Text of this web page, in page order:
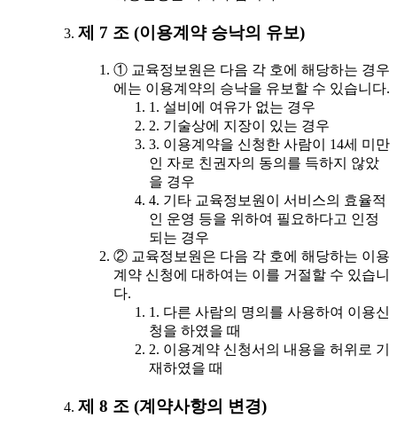
제 7 조 (이용계약 승낙의 유보)
① 교육정보원은 다음 각 호에 해당하는 경우
에는 이용계약의 승낙을 유보할 수 있습니다.
1. 설비에 여유가 없는 경우
2. 기술상에 지장이 있는 경우
3. 이용계약을 신청한 사람이 14세 미만
인 자로 친권자의 동의를 득하지 않았
을 경우
4. 기타 교육정보원이 서비스의 효율적
인 운영 등을 위하여 필요하다고 인정
되는 경우
② 교육정보원은 다음 각 호에 해당하는 이용
계약 신청에 대하여는 이를 거절할 수 있습니
다.
1. 다른 사람의 명의를 사용하여 이용신
청을 하였을 때
2. 이용계약 신청서의 내용을 허위로 기
재하였을 때
제 8 조 (계약사항의 변경)